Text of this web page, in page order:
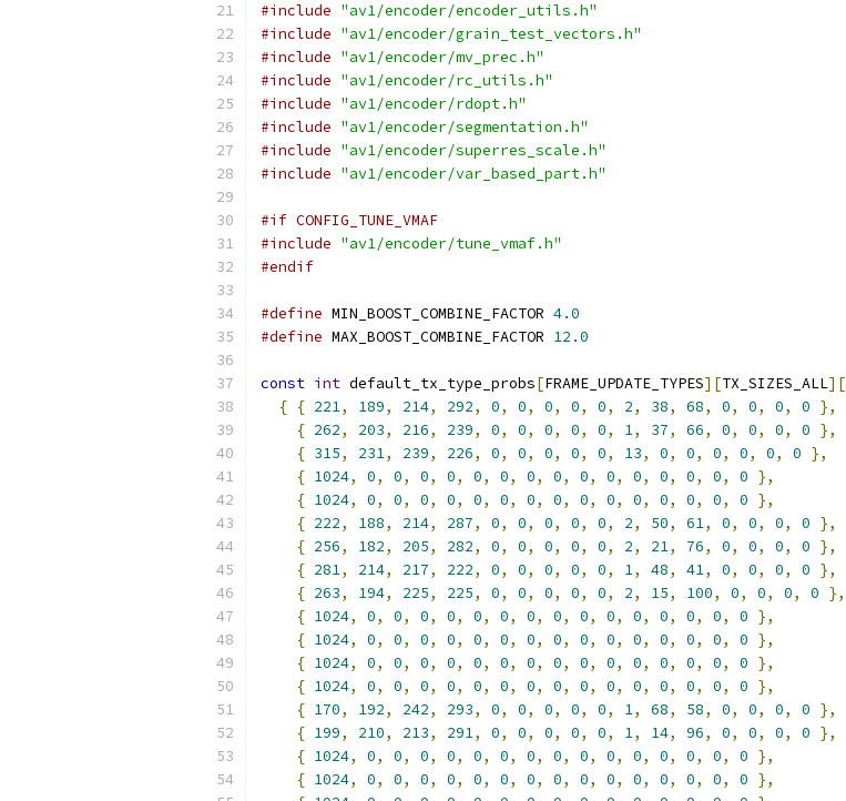
#include "av1/encoder/encoder_utils.h"
#include "av1/encoder/grain_test_vectors.h"
#include "av1/encoder/mv_prec.h"
#include "av1/encoder/rc_utils.h"
#include "av1/encoder/rdopt.h"
#include "av1/encoder/segmentation.h"
#include "av1/encoder/superres_scale.h"
#include "av1/encoder/var_based_part.h"
#if CONFIG_TUNE_VMAF
#include "av1/encoder/tune_vmaf.h"
#endif
#define MIN_BOOST_COMBINE_FACTOR 4.0
#define MAX_BOOST_COMBINE_FACTOR 12.0
const int default_tx_type_probs[FRAME_UPDATE_TYPES][TX_SIZES_ALL][
{ { 221, 189, 214, 292, 0, 0, 0, 0, 0, 2, 38, 68, 0, 0, 0, 0 },
{ 262, 203, 216, 239, 0, 0, 0, 0, 0, 1, 37, 66, 0, 0, 0, 0 },
{ 315, 231, 239, 226, 0, 0, 0, 0, 0, 13, 0, 0, 0, 0, 0, 0 },
{ 1024, 0, 0, 0, 0, 0, 0, 0, 0, 0, 0, 0, 0, 0, 0, 0 },
{ 1024, 0, 0, 0, 0, 0, 0, 0, 0, 0, 0, 0, 0, 0, 0, 0 },
{ 222, 188, 214, 287, 0, 0, 0, 0, 0, 2, 50, 61, 0, 0, 0, 0 },
{ 256, 182, 205, 282, 0, 0, 0, 0, 0, 2, 21, 76, 0, 0, 0, 0 },
{ 281, 214, 217, 222, 0, 0, 0, 0, 0, 1, 48, 41, 0, 0, 0, 0 },
{ 263, 194, 225, 225, 0, 0, 0, 0, 0, 2, 15, 100, 0, 0, 0, 0 },
{ 1024, 0, 0, 0, 0, 0, 0, 0, 0, 0, 0, 0, 0, 0, 0, 0 },
{ 1024, 0, 0, 0, 0, 0, 0, 0, 0, 0, 0, 0, 0, 0, 0, 0 },
{ 1024, 0, 0, 0, 0, 0, 0, 0, 0, 0, 0, 0, 0, 0, 0, 0 },
{ 1024, 0, 0, 0, 0, 0, 0, 0, 0, 0, 0, 0, 0, 0, 0, 0 },
{ 170, 192, 242, 293, 0, 0, 0, 0, 0, 1, 68, 58, 0, 0, 0, 0 },
{ 199, 210, 213, 291, 0, 0, 0, 0, 0, 1, 14, 96, 0, 0, 0, 0 },
{ 1024, 0, 0, 0, 0, 0, 0, 0, 0, 0, 0, 0, 0, 0, 0, 0 },
{ 1024, 0, 0, 0, 0, 0, 0, 0, 0, 0, 0, 0, 0, 0, 0, 0 },